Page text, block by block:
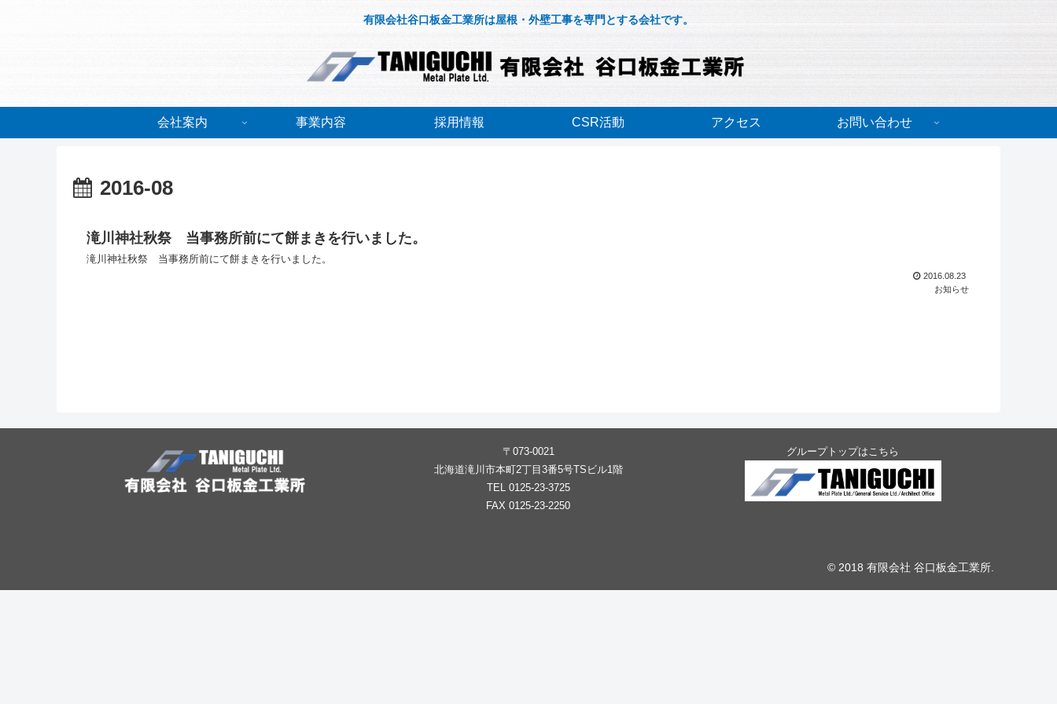
有限会社谷口板金工業所は屋根・外壁工事を専門とする会社です。
会社案内 事業内容 採用情報 CSR活動 アクセス お問い合わせ
2016-08
滝川神社秋祭 当事務所前にて餅まきを行いました。
滝川神社秋祭 当事務所前にて餅まきを行いました。
2016.08.23
お知らせ
〒073-0021
北海道滝川市本町2丁目3番5号TSビル1階
TEL 0125-23-3725
FAX 0125-23-2250
グループトップはこちら
© 2018 有限会社 谷口板金工業所.